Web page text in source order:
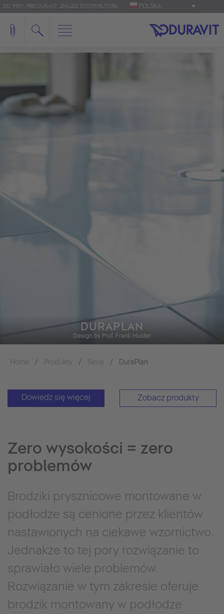
DO 'PRO': PRO.DURAVIT ZNAJDŹ DYSTRYBUTORA POLSKA
DURAPLAN
Design by Prof. Frank Huster
Home Produkty Serie DuraPlan
Dowiedz się więcej Zobacz produkty
Zero wysokości = zero
problemów
Brodziki prysznicowe montowane w
podłodze są cenione przez klientów
nastawionych na ciekawe wzornictwo.
Jednakże to tej pory rozwiązanie to
sprawiało wiele problemów.
Rozwiązanie w tym zakresie oferuje
brodzik montowany w podłodze